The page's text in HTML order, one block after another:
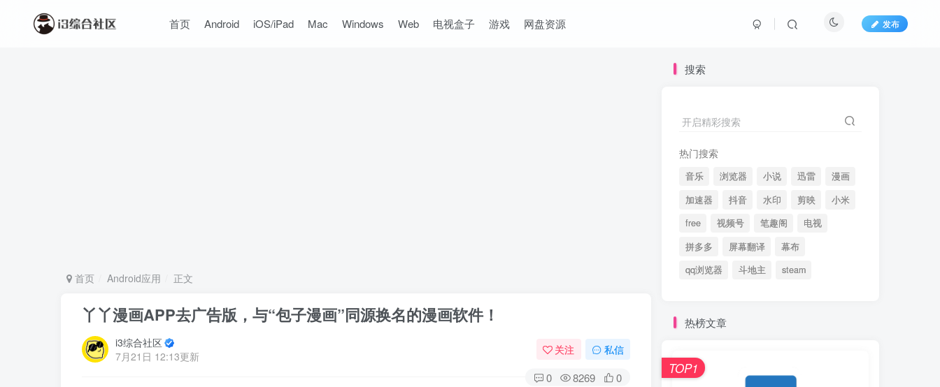
首页 Android iOS/iPad Mac Windows Web 电视盒子 游戏 网盘资源 发布
首页 Android应用 正文
丫丫漫画APP去广告版，与“包子漫画”同源换名的漫画软件！
i3综合社区
7月21日 12:13更新
关注 私信
0 8269 0
搜索
开启精彩搜索
热门搜索
音乐 浏览器 小说 迅雷
漫画
加速器
抖音 水印 剪映
小米
free
视频号 笔趣阁
电视
拼多多
屏幕翻译
幕布
qq浏览器
斗地主 steam
热榜文章
TOP1